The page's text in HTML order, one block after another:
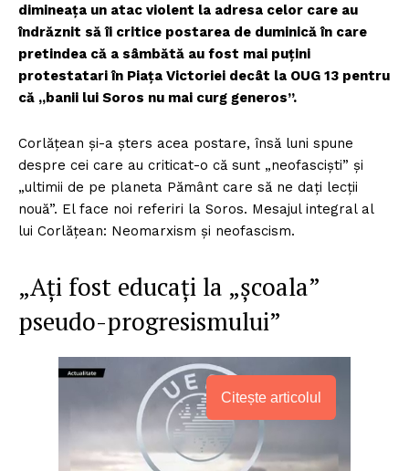
dimineața un atac violent la adresa celor care au
îndrăznit să îi critice postarea de duminică în care
pretindea că a sâmbătă au fost mai puțini
protestatari în Piața Victoriei decât la OUG 13 pentru
că „banii lui Soros nu mai curg generos”.
Corlățean și-a șters acea postare, însă luni spune
despre cei care au criticat-o că sunt „neofasciști” și
„ultimii de pe planeta Pământ care să ne dați lecții
nouă”. El face noi referiri la Soros. Mesajul integral al
lui Corlățean: Neomarxism și neofascism.
„Ați fost educați la „școala”
pseudo-progresismului”
Citește articolul